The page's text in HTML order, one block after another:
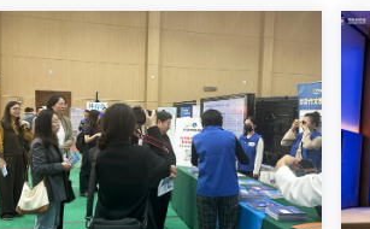
作热情尚未消退时及时获得反馈并
进行修改，高效达成“练习-反馈-
修改-再练习”的闭环。